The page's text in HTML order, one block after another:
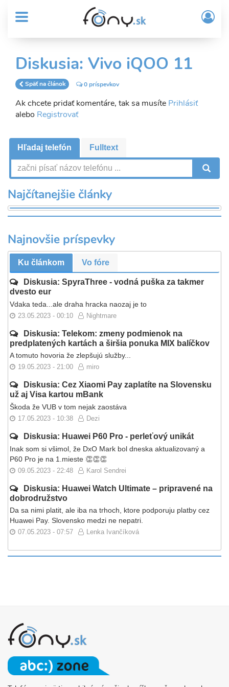
obsah
MENU
Sub
Header
menu
User
account
menu
/
Diskusia: Vivo iQOO 11
Späť na článok 0 príspevkov
Ak chcete pridať komentáre, tak sa musíte Prihlásiť
alebo Registrovať
Hľadaj telefón Fulltext
Najčítanejšie články
Najnovšie príspevky
Ku článkom Vo fóre
Diskusia: SpyraThree - vodná puška za takmer
dvesto eur
Vdaka teda...ale draha hracka naozaj je to
23.05.2023 - 00:10 Nightmare
Diskusia: Telekom: zmeny podmienok na
predplatených kartách a širšia ponuka MIX balíčkov
A tomuto hovoria že zlepšujú služby...
19.05.2023 - 21:00 miro
Diskusia: Cez Xiaomi Pay zaplatíte na Slovensku
už aj Visa kartou mBank
Škoda že VUB v tom nejak zaostáva
17.05.2023 - 10:38 Dezi
Diskusia: Huawei P60 Pro - perleťový unikát
Inak som si všimol, že DxO Mark bol dneska aktualizovaný a
P60 Pro je na 1.mieste 👏👏👏
09.05.2023 - 22:48 Karol Sendrei
Diskusia: Huawei Watch Ultimate – pripravené na
dobrodružstvo
Da sa nimi platit, ale iba na trhoch, ktore podporuju platby cez
Huawei Pay. Slovensko medzi ne nepatri.
07.05.2023 - 07:57 Lenka Ivančíková